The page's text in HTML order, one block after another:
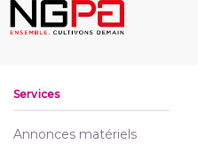
Services
Annonces matériels